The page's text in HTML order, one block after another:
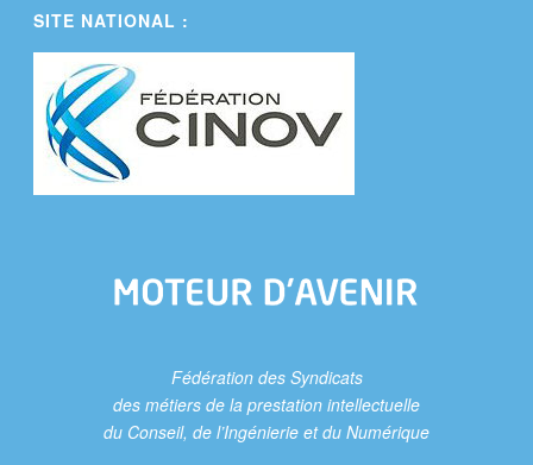
SITE NATIONAL :
Fédération des Syndicats
des métiers de la prestation intellectuelle
du Conseil, de l’Ingénierie et du Numérique